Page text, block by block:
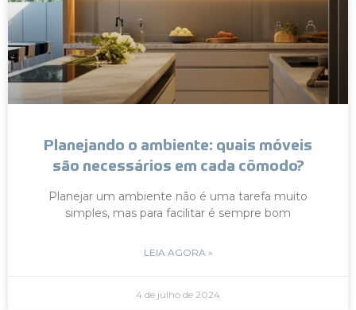
Planejando o ambiente: quais móveis
são necessários em cada cômodo?
Planejar um ambiente não é uma tarefa muito
simples, mas para facilitar é sempre bom
LEIA AGORA »
4 de julho de 2024